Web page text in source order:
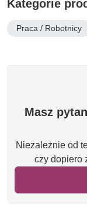
Kategorie
Praca / Robotnicy
Masz
Niezależnie od
czy dopiero